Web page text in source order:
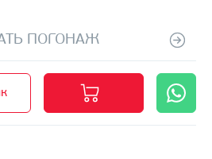
ПОГОНАЖ